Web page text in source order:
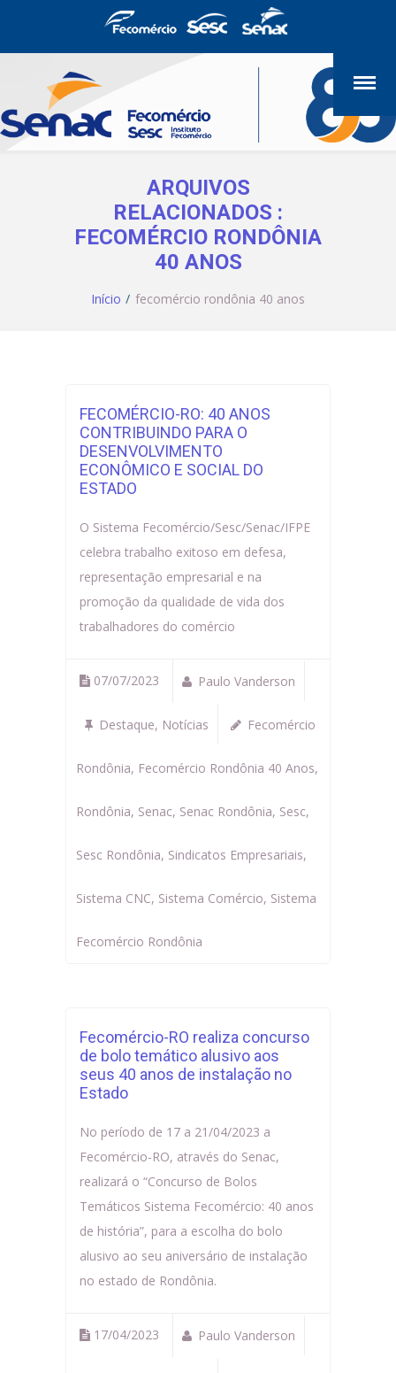
ARQUIVOS
RELACIONADOS :
FECOMÉRCIO RONDÔNIA
40 ANOS
Início fecomércio rondônia 40 anos
FECOMÉRCIO-RO: 40 ANOS
CONTRIBUINDO PARA O
DESENVOLVIMENTO
ECONÔMICO E SOCIAL DO
ESTADO
O Sistema Fecomércio/Sesc/Senac/IFPE
celebra trabalho exitoso em defesa,
representação empresarial e na
promoção da qualidade de vida dos
trabalhadores do comércio
07/07/2023 Paulo Vanderson
Destaque, Notícias Fecomércio
Rondônia, Fecomércio Rondônia 40 Anos,
Rondônia, Senac, Senac Rondônia, Sesc,
Sesc Rondônia, Sindicatos Empresariais,
Sistema CNC, Sistema Comércio, Sistema
Fecomércio Rondônia
Fecomércio-RO realiza concurso
de bolo temático alusivo aos
seus 40 anos de instalação no
Estado
No período de 17 a 21/04/2023 a
Fecomércio-RO, através do Senac,
realizará o “Concurso de Bolos
Temáticos Sistema Fecomércio: 40 anos
de história”, para a escolha do bolo
alusivo ao seu aniversário de instalação
no estado de Rondônia.
17/04/2023 Paulo Vanderson